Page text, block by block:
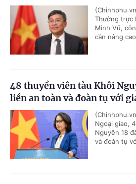
Thường trực
Minh Vũ,
cần nâng
48 thuyền viên tàu Khôi
liền an toàn và đoàn tụ với
Ngoại giao,
Nguyên 18
và đoàn tụ